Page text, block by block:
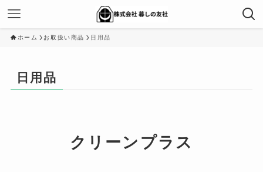
ホーム お取扱い商品 日用品
日用品
クリーンプラス